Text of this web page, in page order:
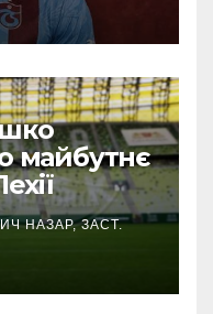
майбутнє
НАЗАР, ЗАСТ.